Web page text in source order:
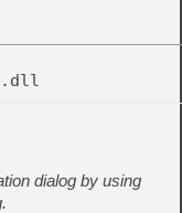
dialog by using